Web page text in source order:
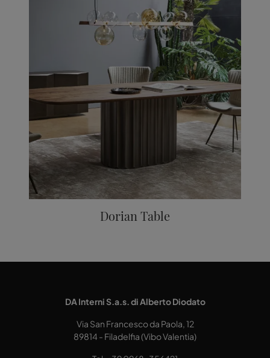
Dorian Table
DA Interni S.a.s. di Alberto Diodato
Via San Francesco da Paola, 12
89814 - Filadelfia (Vibo Valentia)